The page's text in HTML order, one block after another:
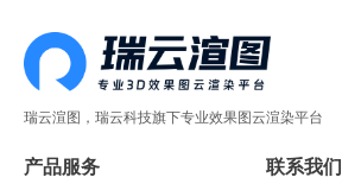
瑞云渲图，瑞云科技旗下专业效果图云渲染平台
产品服务 联系我们